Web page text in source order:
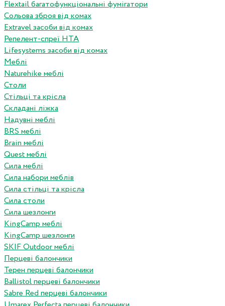
Flextail багатофункціональні фумігатори
Сольова зброя від комах
Extravel засоби від комах
Репелент-спреї HTA
Lifesystems засоби від комах
Меблі
Naturehike меблі
Столи
Стільці та крісла
Складані ліжка
Надувні меблі
BRS меблі
Brain меблі
Quest меблі
Сила меблі
Сила набори меблів
Сила стільці та крісла
Сила столи
Сила шезлонги
KingCamp меблі
KingCamp шезлонги
SKIF Outdoor меблі
Перцеві балончики
Терен перцеві балончики
Ballistol перцеві балончики
Sabre Red перцеві балончики